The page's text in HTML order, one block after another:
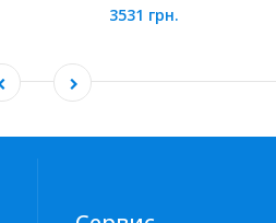
3531 грн.